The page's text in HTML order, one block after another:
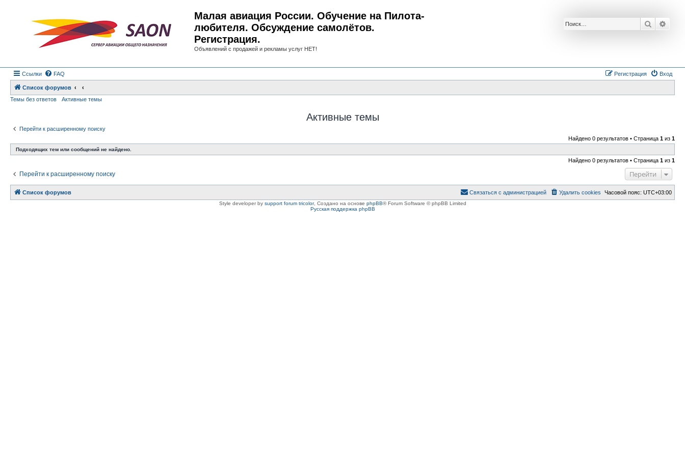
Малая авиация России. Обучение на Пилота-
любителя. Обсуждение самолётов.
Регистрация.
Объявлений с продажей и рекламы услуг НЕТ!
Поиск
Ссылки FAQ Вход
Регистрация
Список форумов
Темы без ответов
Активные темы
Активные темы
Перейти к расширенному поиску
Найдено 0 результатов • Страница 1 из 1
Подходящих тем или сообщений не найдено.
Найдено 0 результатов • Страница 1 из 1
Перейти к расширенному поиску Перейти
Список форумов Часовой пояс: UTC+03:00
Удалить cookies
Связаться с администрацией
Style developer by support forum tricolor, Создано на основе phpBB® Forum Software © phpBB Limited
Русская поддержка phpBB